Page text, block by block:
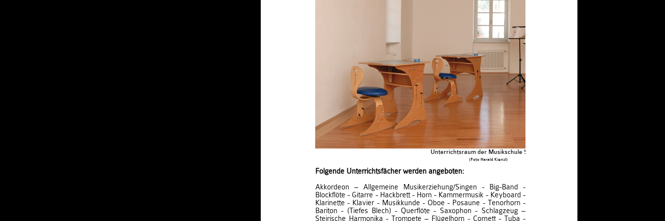
Unterrichtsraum der Musikschule Sterzing
(Foto Harald Kienzl)
Folgende Unterrichtsfächer werden angeboten:
Akkordeon – Allgemeine Musikerziehung/Singen - Big-Band -
Blockflöte - Gitarre - Hackbrett - Horn - Kammermusik - Keyboard -
Klarinette - Klavier - Musikkunde - Oboe - Posaune - Tenorhorn -
Bariton - (Tiefes Blech) - Querflöte - Saxophon - Schlagzeug –
Steirische Harmonika - Trompete – Flügelhorn - Cornett - Tuba -